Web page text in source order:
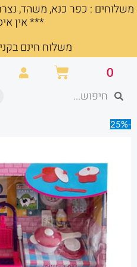
דילוג
משלוחים : כפר כנא, משהד,
*** אין
משלוח חינם בקניה
0 עגלת
קניות חיפושחיפוש
-25%